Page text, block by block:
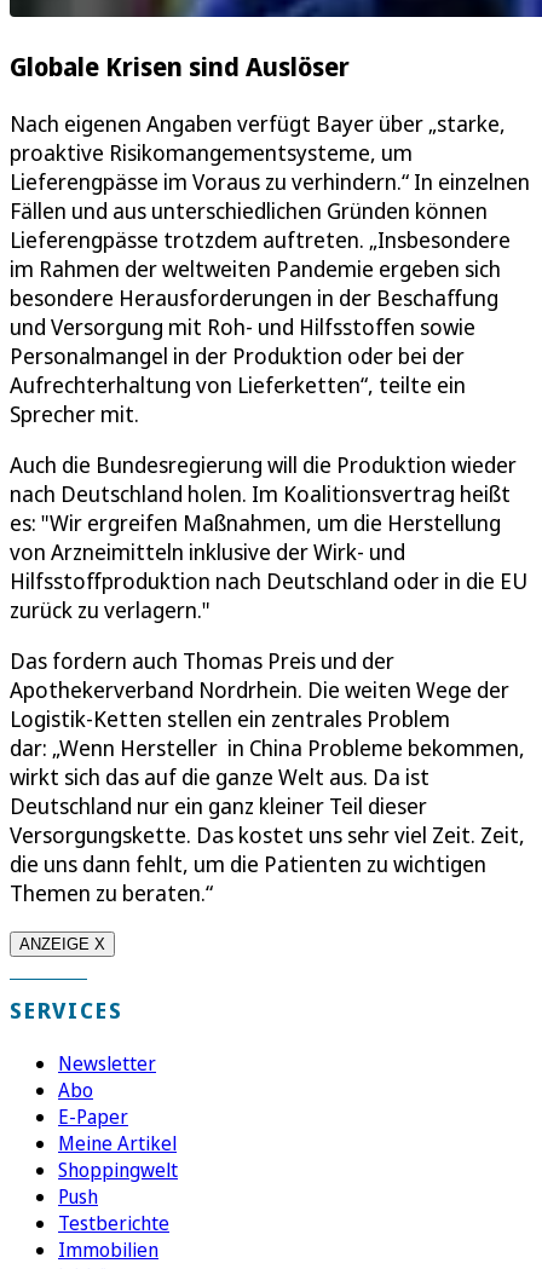
Globale Krisen sind Auslöser
Nach eigenen Angaben verfügt Bayer über „starke,
proaktive Risikomangementsysteme, um
Lieferengpässe im Voraus zu verhindern.“ In einzelnen
Fällen und aus unterschiedlichen Gründen können
Lieferengpässe trotzdem auftreten. „Insbesondere
im Rahmen der weltweiten Pandemie ergeben sich
besondere Herausforderungen in der Beschaffung
und Versorgung mit Roh- und Hilfsstoffen sowie
Personalmangel in der Produktion oder bei der
Aufrechterhaltung von Lieferketten“, teilte ein
Sprecher mit.
Auch die Bundesregierung will die Produktion wieder
nach Deutschland holen. Im Koalitionsvertrag heißt
es: "Wir ergreifen Maßnahmen, um die Herstellung
von Arzneimitteln inklusive der Wirk- und
Hilfsstoffproduktion nach Deutschland oder in die EU
zurück zu verlagern."
Das fordern auch Thomas Preis und der
Apothekerverband Nordrhein. Die weiten Wege der
Logistik-Ketten stellen ein zentrales Problem
dar: „Wenn Hersteller in China Probleme bekommen,
wirkt sich das auf die ganze Welt aus. Da ist
Deutschland nur ein ganz kleiner Teil dieser
Versorgungskette. Das kostet uns sehr viel Zeit. Zeit,
die uns dann fehlt, um die Patienten zu wichtigen
Themen zu beraten.“
ANZEIGE X
SERVICES
Newsletter
Abo
E-Paper
Meine Artikel
Shoppingwelt
Push
Testberichte
Immobilien